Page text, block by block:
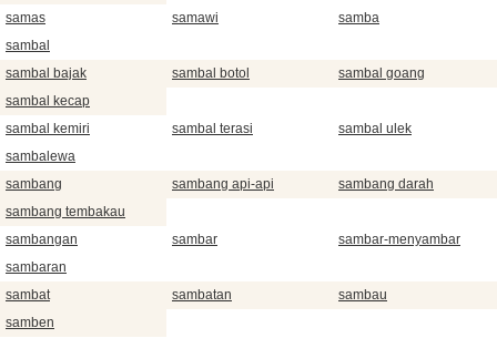
samas
samawi
samba
sambal
sambal bajak
sambal botol
sambal goang
sambal kecap
sambal kemiri
sambal terasi
sambal ulek
sambalewa
sambang
sambang api-api
sambang darah
sambang tembakau
sambangan
sambar
sambar-menyambar
sambaran
sambat
sambatan
sambau
samben